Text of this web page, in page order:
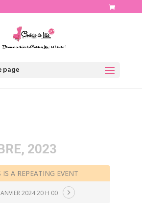
page
2023
IS A REPEATING EVENT
2024 20 H 00